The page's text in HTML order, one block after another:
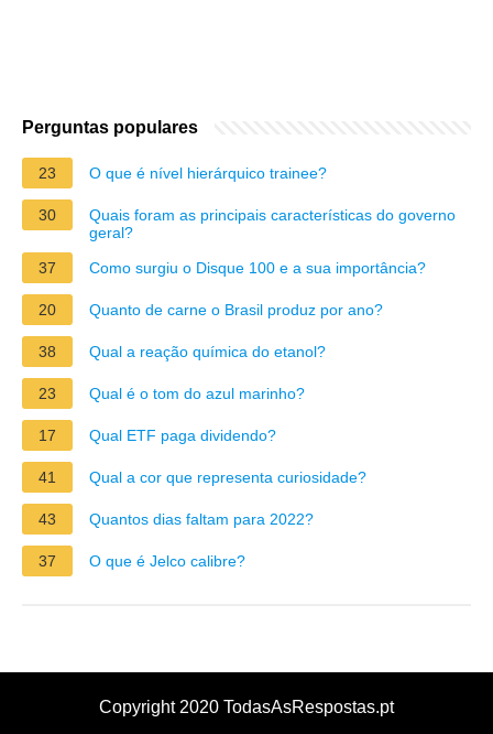
Perguntas populares
23 O que é nível hierárquico trainee?
30
Quais foram as principais características do governo
geral?
37
Como surgiu o Disque 100 e a sua importância?
20 Quanto de carne o Brasil produz por ano?
38 Qual a reação química do etanol?
23 Qual é o tom do azul marinho?
17 Qual ETF paga dividendo?
41 Qual a cor que representa curiosidade?
43 Quantos dias faltam para 2022?
37 O que é Jelco calibre?
Copyright 2020 TodasAsRespostas.pt